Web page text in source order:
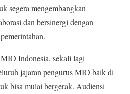
segera mengembangkan
dan bersinergi dengan
Indonesia, sekali lagi
jajaran pengurus MIO baik di
bisa mulai bergerak. Audiensi